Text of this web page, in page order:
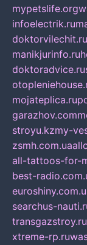
mypetslife.org
infoelectrik.ru
doktorvilechit.ru
manikjurinfo.ru
doktoradvice.ru
mojateplica.ru
garazhov.com
stroyu.kzmy-
zsmh.com.ua
all-tattoos-for-
best-
searchus-
transgazstroy.ru
xtreme-rp.ru